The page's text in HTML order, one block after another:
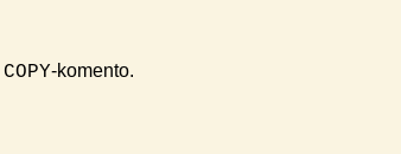
COPY-komento.